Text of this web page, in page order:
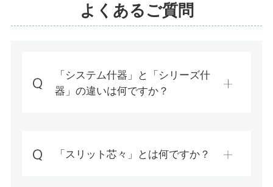
よくあるご質問
「システム什器」と「シリーズ什
器」の違いは何ですか？
「スリット芯々」とは何ですか？